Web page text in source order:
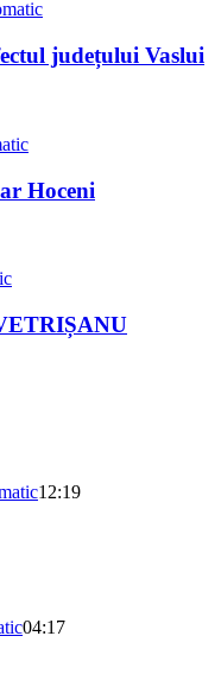
județului Vaslui
Hoceni
12:19
04:17